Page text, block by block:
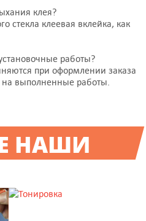
2034RGNS4RDW
Splintex
Подробнее
Benson
4043 руб.
Подробнее
клея?
стекла клеевая вклейка, как
работы?
при оформлении заказа
выполненные работы.
НАШИ